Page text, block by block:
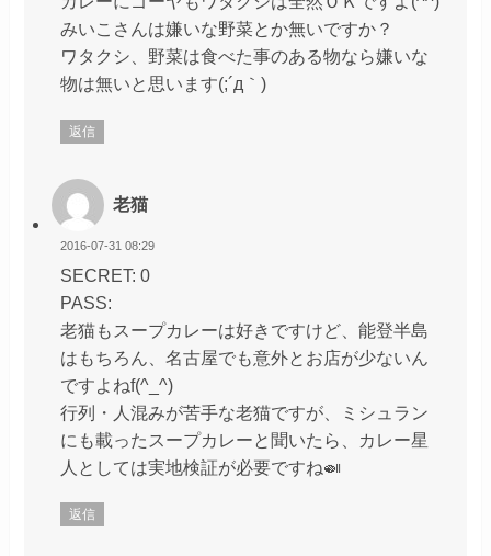
みいこさんは嫌いな野菜とか無いですか？
ワタクシ、野菜は食べた事のある物なら嫌いな
物は無いと思います(;´д｀)
返信
老猫
2016-07-31 08:29
SECRET: 0
PASS:
老猫もスープカレーは好きですけど、能登半島
はもちろん、名古屋でも意外とお店が少ないん
ですよねf(^_^)
行列・人混みが苦手な老猫ですが、ミシュラン
にも載ったスープカレーと聞いたら、カレー星
人としては実地検証が必要ですね🍛
返信